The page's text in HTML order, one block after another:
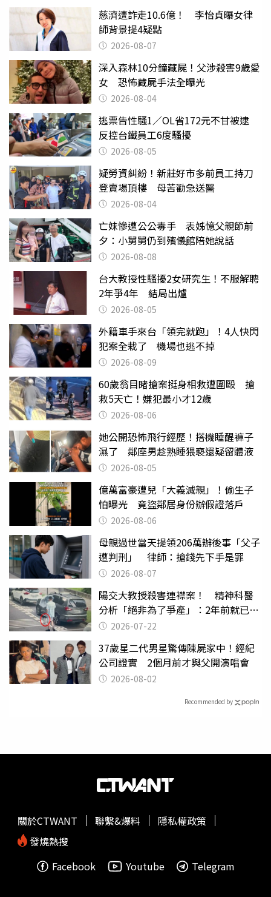
慈濟遭詐走10.6億！ 李怡貞曝女律
師背景提4疑點
2026-08-07
深入森林10分鐘藏屍！父涉殺害9歲愛
女 恐怖藏屍手法全曝光
2026-08-04
逃票告性騷1／OL省172元不甘被逮
反控台鐵員工6度騷擾
2026-08-05
疑勞資糾紛！新莊好市多前員工持刀
登賣場頂樓 母苦勸急送醫
2026-08-04
亡妹慘遭公公毒手 表姊憶父親節前
夕：小舅舅仍到殯儀館陪她說話
2026-08-08
台大教授性騷擾2女研究生！不服解聘
2年爭4年 結局出爐
2026-08-05
外籍車手來台「領完就跑」！4人快閃
犯案全栽了 機場也逃不掉
2026-08-09
60歲翁目睹搶案挺身相救遭圍毆 搶
救5天亡！嫌犯最小才12歲
2026-08-06
她公開恐怖飛行經歷！搭機睡醒褲子
濕了 鄰座男趁熟睡猥褻還疑留體液
2026-08-05
億萬富豪遭兒「大義滅親」！偷生子
怕曝光 竟盜鄰居身份辦假證落戶
2026-08-06
母親過世當天提領206萬辦後事「父子
遭判刑」 律師：搶錢先下手是罪
2026-08-07
陽交大教授殺害連襟案！ 精神科醫
分析「絕非為了爭產」：2年前就已言
行詭異
2026-07-22
37歲星二代男星驚傳陳屍家中！經紀
公司證實 2個月前才與父開演唱會
2026-08-02
Recommended by
關於CTWANT 聯繫&爆料
隱私權政策
發燒熱搜
Facebook
Youtube Telegram